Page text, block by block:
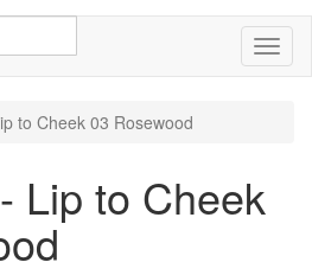
to Cheek 03 Rosewood
Lip to Cheek